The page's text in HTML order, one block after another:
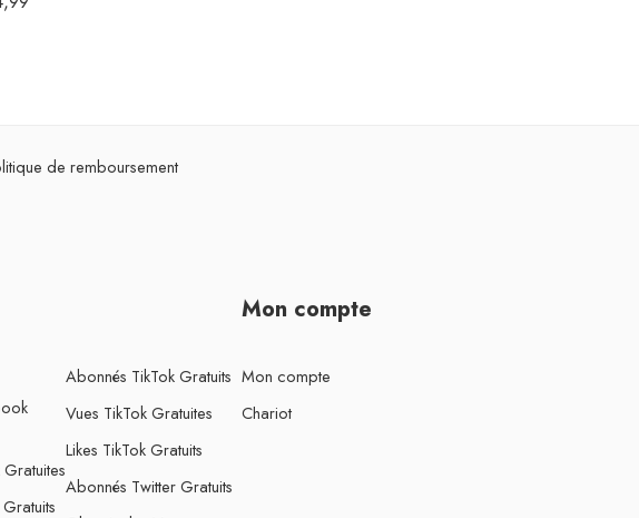
de remboursement
Abonnés TikTok Gratuits
Vues TikTok Gratuites
Likes TikTok Gratuits
Abonnés Twitter Gratuits
Mon compte
Mon compte
Chariot